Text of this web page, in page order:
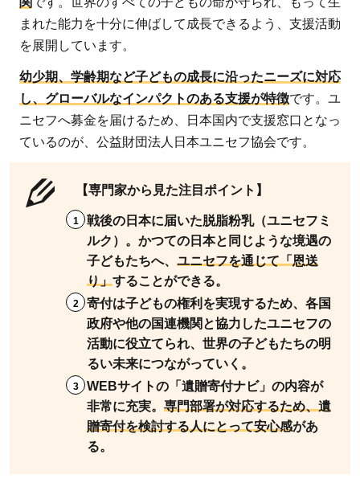
まれた能力を十分に伸ばして成長できるよう、支援活動
を展開しています。
幼少期、学齢期など子どもの成長に沿ったニーズに対応
し、グローバルなインパクトのある支援が特徴です。ユ
ニセフへ募金を届けるため、日本国内で支援窓口となっ
ているのが、公益財団法人日本ユニセフ協会です。
【専門家から見た注目ポイント】
戦後の日本に届いた脱脂粉乳（ユニセフミ
ルク）。かつての日本と同じような境遇の
子どもたちへ、
ユニセフを通じて「恩送
り」することができる。
寄付は子どもの権利を実現するため、各国
政府や他の国連機関と協力したユニセフの
活動に役立てられ、世界の子どもたちの明
るい未来につながっていく。
WEBサイトの「遺贈寄付ナビ」の内容が
非常に充実。専門部署が対応するため、遺
贈寄付を検討する人にとって安心感があ
る。